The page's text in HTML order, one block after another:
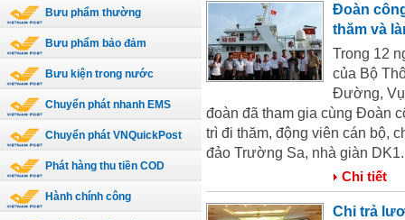
Bưu phẩm thường
Bưu phẩm bảo đảm
Bưu kiện trong nước
Chuyển phát nhanh EMS
Chuyển phát VNQuickPost
Phát hàng thu tiền COD
Hành chính công
Đoàn
thăm và
Trong 12
của Bộ
Đường, Vụ
đoàn đã tham gia cùng Đoàn
trì đi thăm, động viên cán bộ,
đảo Trường Sa, nhà giàn DK1.
Chi tiết
Chi trả